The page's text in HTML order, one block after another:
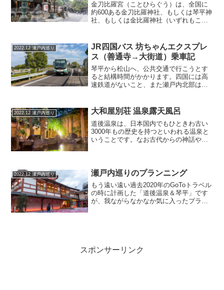
金刀比羅宮（ことひらぐう）は、全国に
約600ある金刀比羅神社、もしくは琴平神
社、もしくは金比羅神社（いずれもこと
平山（象頭山）はもともと瀬戸内海に浮
かぶ島で、そこに大物...
2022.12 瀬戸内巡り
JR四国バス 坊ちゃんエクスプレ
ス（善通寺→大街道）乗車記
琴平から松山へ、公共交通で行こうとす
ると結構時間がかかります。四国には高
速鉄道がないこと、また瀬戸内北部は愛
駅は、繁華街から離れていることもあ
り、多度津で乗り換えも合わ...
2022.12 瀬戸内巡り 大和屋別荘 温泉露天風呂
道後温泉は、日本国内でもひときわ古い
3000年もの歴史を持つといわれる温泉と
いうことです。なお古代からの神話や伝
傷は癒えて、飛び立って...
2022.12 瀬戸内巡り 瀬戸内巡りのプランニング
もう遠い遠い過去2020年のGoToトラベル
の時に計画した「道後温泉＆琴平」です
が、我ながらなかなか気に入ったプラン
スポンサーリンク